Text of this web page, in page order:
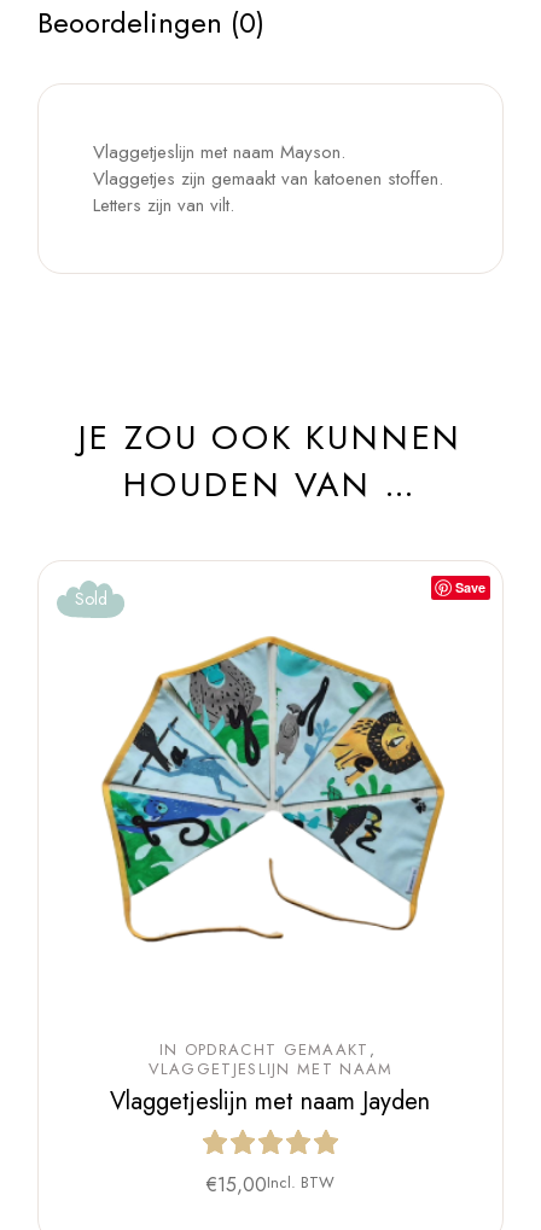
Beoordelingen (0)
Vlaggetjeslijn met naam Mayson.
Vlaggetjes zijn gemaakt van katoenen stoffen.
Letters zijn van vilt.
JE ZOU OOK KUNNEN
HOUDEN VAN …
Save
Sold
IN OPDRACHT GEMAAKT
VLAGGETJESLIJN MET NAAM
Vlaggetjeslijn met naam Jayden
€15,00Incl. BTW